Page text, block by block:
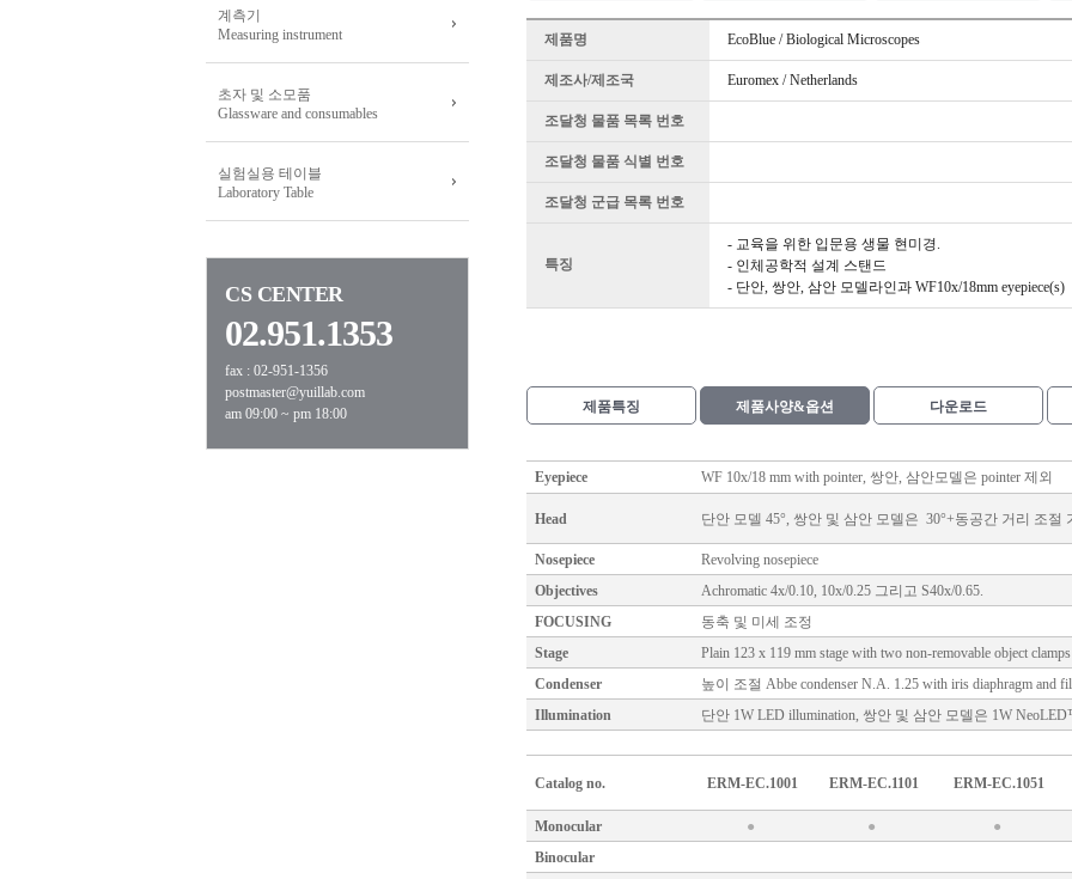
계측기
Measuring instrument
초자 및 소모품
Glassware and consumables
실험실용 테이블
Laboratory Table
CS CENTER
02.951.1353
fax : 02-951-1356
postmaster@yuillab.com
am 09:00 ~ pm 18:00
제품명 EcoBlue / Biological Microscopes
제조사/제조국 Euromex / Netherlands
조달청 물품 목록 번호
조달청 물품 식별 번호
조달청 군급 목록 번호
특징
- 교육을 위한 입문용 생물 현미경.
- 인체공학적 설계 스탠드
- 단안, 쌍안, 삼안 모델라인과 WF10x/18mm eyepiece(s)
제품특징 제품사양&옵션 다운로드
Eyepiece WF 10x/18 mm with pointer, 쌍안, 삼안모델은 pointer 제외
Head 단안 모델 45°, 쌍안 및 삼안 모델은 30°+동공간 거리 조절
Nosepiece
Revolving nosepiece
Objectives
Achromatic 4x/0.10, 10x/0.25 그리고 S40x/0.65.
FOCUSING
동축 및 미세 조정
Stage
Plain 123 x 119 mm stage with two non-removable object clamps
Condenser
높이 조절 Abbe condenser N.A. 1.25 with iris diaphragm and
Illumination
단안 1W LED illumination, 쌍안 및 삼안 모델은 1W
Catalog no. ERM-EC.1001 ERM-EC.1101 ERM-EC.1051
Monocular ● ●
●
Binocular